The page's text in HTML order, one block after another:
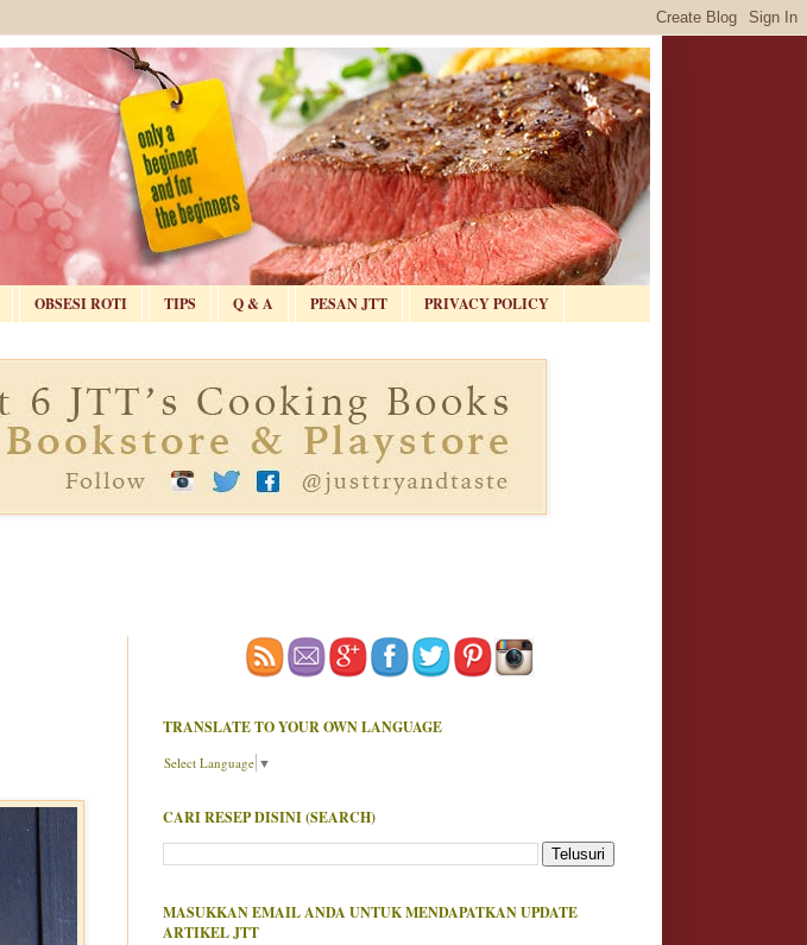
OBSESI ROTI TIPS Q & A PESAN JTT PRIVACY POLICY
TRANSLATE TO YOUR OWN LANGUAGE
Select Language ▼
CARI RESEP DISINI (SEARCH)
MASUKKAN EMAIL ANDA UNTUK MENDAPATKAN UPDATE
ARTIKEL JTT